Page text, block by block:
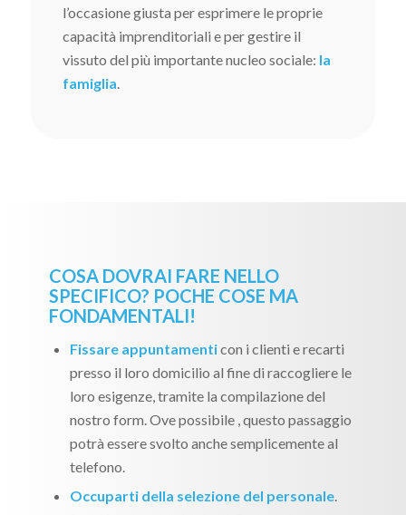
l’occasione giusta per esprimere le proprie
capacità imprenditoriali e per gestire il
vissuto del più importante nucleo sociale: la
famiglia.
COSA DOVRAI FARE NELLO
SPECIFICO? POCHE COSE MA
FONDAMENTALI!
Fissare appuntamenticon i clienti e recarti
presso il loro domicilio al fine di raccogliere le
loro esigenze, tramite la compilazione del
nostro form. Ove possibile , questo passaggio
potrà essere svolto anche semplicemente al
telefono.
Occuparti della selezione del personale.